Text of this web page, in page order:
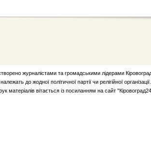
журналістами та громадськими лідерами
до жодної політичної партії чи релігійної
матеріалів вітається із посиланням на сайт